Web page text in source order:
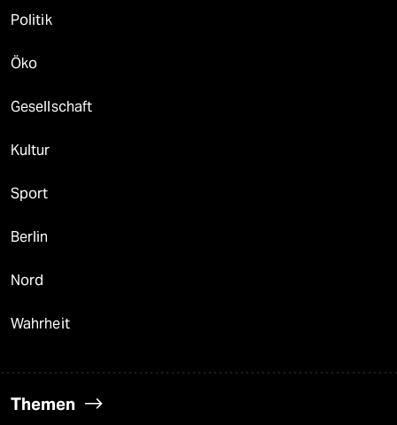
Politik
Öko
Gesellschaft
Kultur
Sport
Berlin
Nord
Wahrheit
Themen